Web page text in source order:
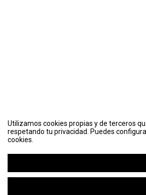
Utilizamos cookies propias y de terceros
respetando tu privacidad. Puedes
cookies.